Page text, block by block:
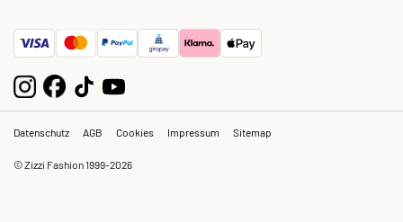
Datenschutz AGB Cookies Impressum Sitemap
© Zizzi Fashion 1999-2026